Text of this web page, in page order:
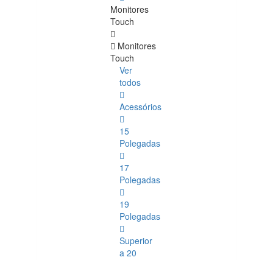
Monitores
Touch
Monitores
Touch
Ver
todos
Acessórios
15
Polegadas
17
Polegadas
19
Polegadas
Superior
a 20